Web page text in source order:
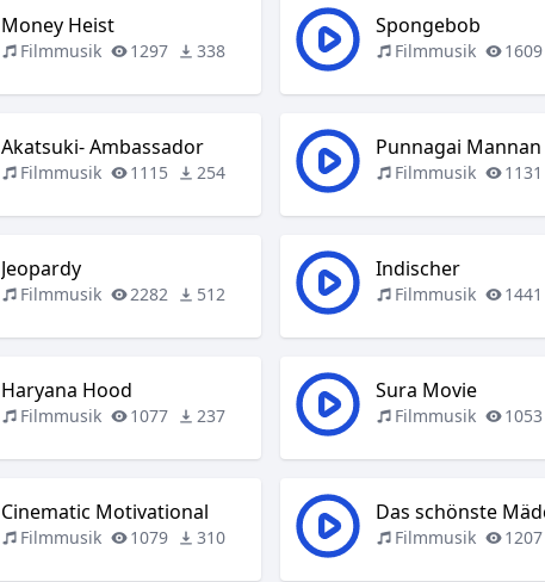
Money Heist
Filmmusik 1297 338
Spongebob
Filmmusik 1609
Akatsuki- Ambassador
Filmmusik 1115 254
Punnagai Mannan
Filmmusik 1131
Jeopardy
Filmmusik 2282 512
Indischer
Filmmusik 1441
Haryana Hood
Filmmusik 1077 237
Sura Movie
Filmmusik 1053
Cinematic Motivational
Filmmusik 1079 310 Filmmusik 1207